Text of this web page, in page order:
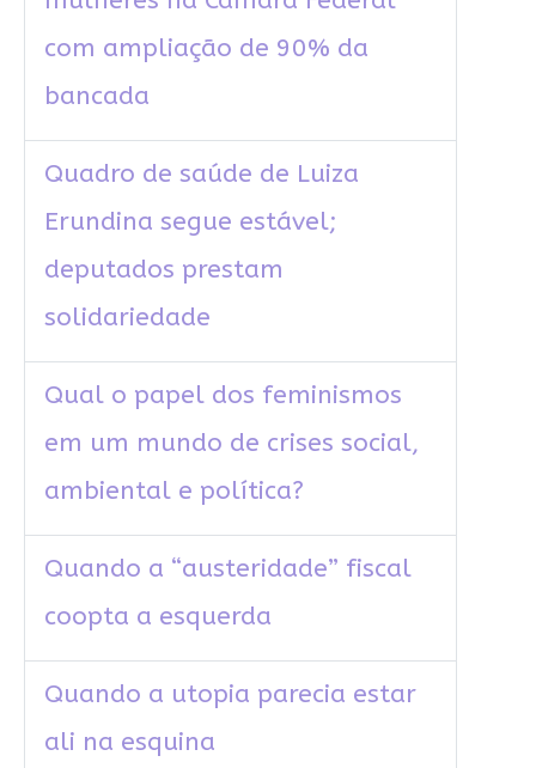
com ampliação de 90% da
bancada
Quadro de saúde de Luiza
Erundina segue estável;
deputados prestam
solidariedade
Qual o papel dos feminismos
em um mundo de crises social,
ambiental e política?
Quando a “austeridade” fiscal
coopta a esquerda
Quando a utopia parecia estar
ali na esquina